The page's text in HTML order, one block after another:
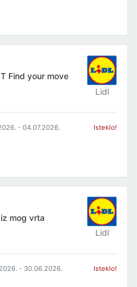
Find your move
Lidl
- 04.07.2026. Isteklo!
mog vrta
Lidl
- 30.06.2026. Isteklo!